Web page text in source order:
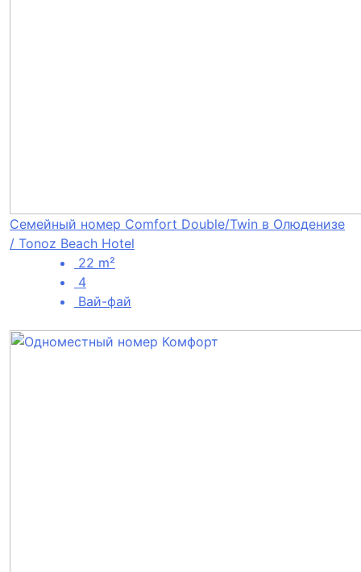
Семейный номер Comfort Double/Twin в Олюденизе
/ Tonoz Beach Hotel
22 m²
4
Вай-фай